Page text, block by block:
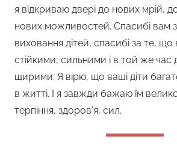
я відкриваю двері до нових мрій,
нових можливостей. Спасибі вам
виховання дітей, спасибі за те, що
стійкими, сильними і в той же
щирими. Я вірю, що ваші діти
в житті. І я завжди бажаю їм
терпіння, здоров’я, сил.